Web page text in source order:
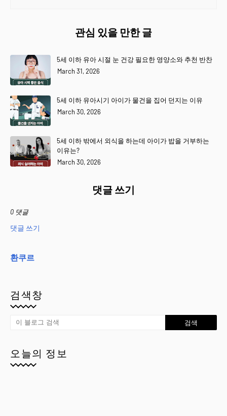
관심 있을 만한 글
5세 이하 유아 시절 눈 건강 필요한 영양소와 추천 반찬
March 31, 2026
5세 이하 유아시기 아이가 물건을 집어 던지는 이유
March 30, 2026
5세 이하 밖에서 외식을 하는데 아이가 밥을 거부하는
이유는?
March 30, 2026
댓글 쓰기
0 댓글
댓글 쓰기
환쿠르
검색창
오늘의 정보